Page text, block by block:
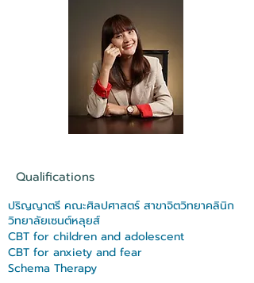
Qualifications
ปริญญาตรี คณะศิลปศาสตร์ สาขาจิตวิทยาคลินิก
วิทยาลัยเซนต์หลุยส์
CBT for children and adolescent
CBT for anxiety and fear
Schema Therapy